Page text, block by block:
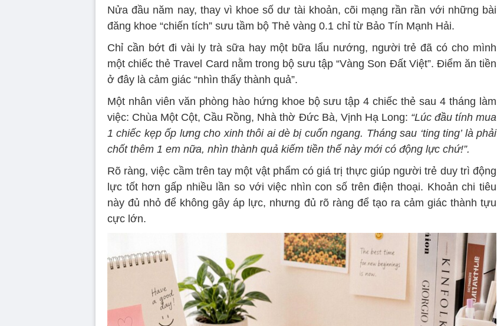
Nửa đầu năm nay, thay vì khoe số dư tài khoản, cõi mạng rần rần với những bài
đăng khoe “chiến tích” sưu tầm bộ Thẻ vàng 0.1 chỉ từ Bảo Tín Mạnh Hải.
Chỉ cần bớt đi vài ly trà sữa hay một bữa lẩu nướng, người trẻ đã có cho mình
một chiếc thẻ Travel Card nằm trong bộ sưu tập “Vàng Son Đất Việt”. Điểm ăn tiền
ở đây là cảm giác “nhìn thấy thành quả”.
Một nhân viên văn phòng hào hứng khoe bộ sưu tập 4 chiếc thẻ sau 4 tháng làm
việc: Chùa Một Cột, Cầu Rồng, Nhà thờ Đức Bà, Vịnh Hạ Long: “Lúc đầu tính mua
1 chiếc kẹp ốp lưng cho xinh thôi ai dè bị cuốn ngang. Tháng sau ‘ting ting’ là phải
chốt thêm 1 em nữa, nhìn thành quả kiếm tiền thế này mới có động lực chứ!”.
Rõ ràng, việc cầm trên tay một vật phẩm có giá trị thực giúp người trẻ duy trì động
lực tốt hơn gấp nhiều lần so với việc nhìn con số trên điện thoại. Khoản chi tiêu
này đủ nhỏ để không gây áp lực, nhưng đủ rõ ràng để tạo ra cảm giác thành tựu
cực lớn.